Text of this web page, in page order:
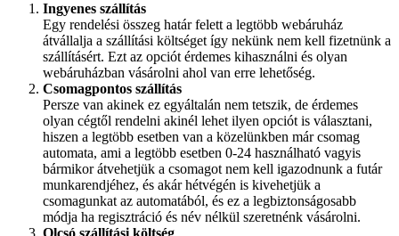
Ingyenes szállítás
Egy rendelési összeg határ felett a legtöbb webáruház
átvállalja a szállítási költséget így nekünk nem kell fizetnünk a
szállításért. Ezt az opciót érdemes kihasználni és olyan
webáruházban vásárolni ahol van erre lehetőség.
Csomagpontos szállítás
Persze van akinek ez egyáltalán nem tetszik, de érdemes
olyan cégtől rendelni akinél lehet ilyen opciót is választani,
hiszen a legtöbb esetben van a közelünkben már csomag
automata, ami a legtöbb esetben 0-24 használható vagyis
bármikor átvehetjük a csomagot nem kell igazodnunk a futár
munkarendjéhez, és akár hétvégén is kivehetjük a
csomagunkat az automatából, és ez a legbiztonságosabb
módja ha regisztráció és név nélkül szeretnénk vásárolni.
Olcsó szállítási költség